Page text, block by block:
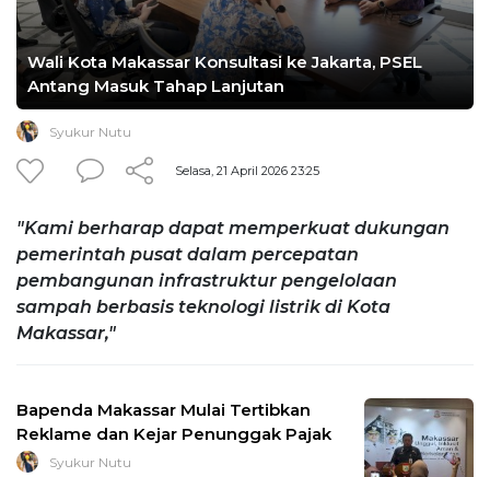
Wali Kota Makassar Konsultasi ke Jakarta, PSEL
Antang Masuk Tahap Lanjutan
Syukur Nutu
Selasa, 21 April 2026 23:25
"Kami berharap dapat memperkuat dukungan
pemerintah pusat dalam percepatan
pembangunan infrastruktur pengelolaan
sampah berbasis teknologi listrik di Kota
Makassar,"
Bapenda Makassar Mulai Tertibkan
Reklame dan Kejar Penunggak Pajak
Syukur Nutu